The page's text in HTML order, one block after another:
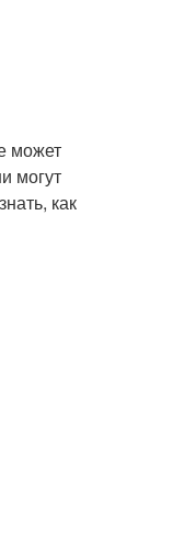
может
могут
как